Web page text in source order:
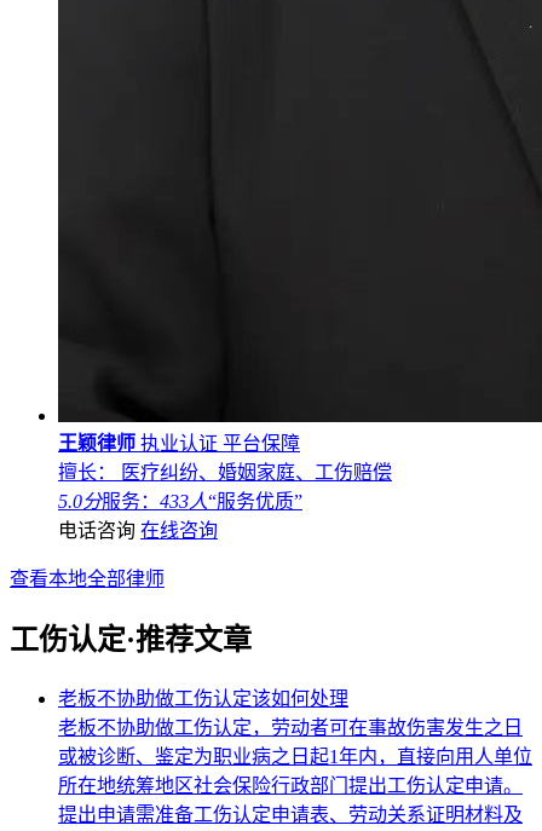
王颖律师 执业认证 平台保障
擅长： 医疗纠纷、婚姻家庭、工伤赔偿
5.0分服务： 433人“服务优质”
电话咨询 在线咨询
查看本地全部律师
工伤认定·推荐文章
老板不协助做工伤认定该如何处理
老板不协助做工伤认定，劳动者可在事故伤害发生之日
或被诊断、鉴定为职业病之日起1年内，直接向用人单位
所在地统筹地区社会保险行政部门提出工伤认定申请。
提出申请需准备工伤认定申请表、劳动关系证明材料及